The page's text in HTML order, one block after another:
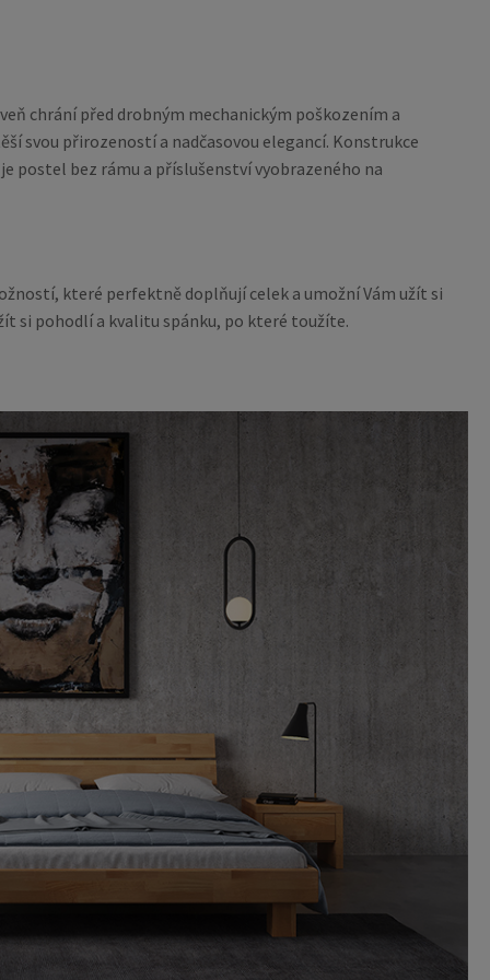
chrání před drobným mechanickým poškozením a
svou přirozeností a nadčasovou elegancí. Konstrukce
postel bez rámu a příslušenství vyobrazeného na
které perfektně doplňují celek a umožní Vám užít si
si pohodlí a kvalitu spánku, po které toužíte.